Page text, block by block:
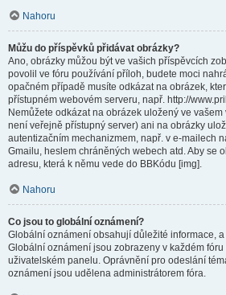
Nahoru
Můžu do příspěvků přidávat obrázky?
Ano, obrázky můžou být ve vašich příspěvcích
povolil ve fóru používání příloh, budete moci
opačném případě musíte odkázat na obrázek,
přístupném webovém serveru, např. http://
Nemůžete odkázat na obrázek uložený ve
není veřejně přístupný server) ani na obrázky
autentizačním mechanizmem, např. v e-mailech
Gmailu, heslem chráněných webech atd. Aby se
adresu, která k němu vede do BBKódu [img].
Nahoru
Co jsou to globální oznámení?
Globální oznámení obsahují důležité informace,
Globální oznámení jsou zobrazeny v každém
uživatelském panelu. Oprávnění pro odeslání
oznámení jsou udělena administrátorem fóra.